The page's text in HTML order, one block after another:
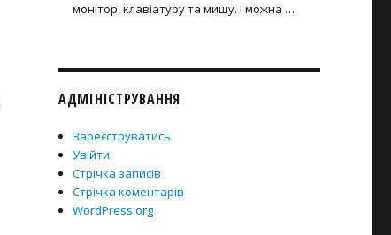
монітор, клавіатуру та мишу. І можна …
АДМІНІСТРУВАННЯ
Зареєструватись
Увійти
Стрічка записів
Стрічка коментарів
WordPress.org